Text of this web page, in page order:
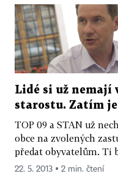
Lidé si už nemají
starostu. Zatím
TOP 09 a STAN už
obce na zvolených
předat obyvatelům. Ti
22. 5. 2013 ▪ 2 min. čtení